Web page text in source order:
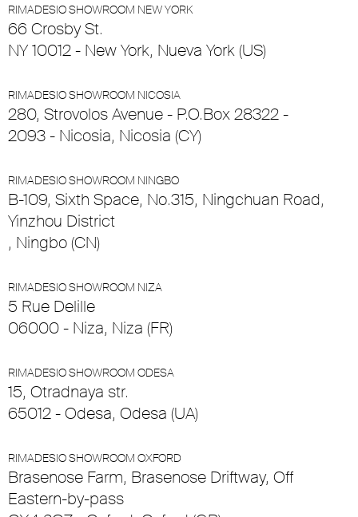
RIMADESIO SHOWROOM NEW YORK
66 Crosby St.
NY 10012 - New York, Nueva York (US)
RIMADESIO SHOWROOM NICOSIA
280, Strovolos Avenue - P.O.Box 28322 -
2093 - Nicosia, Nicosia (CY)
RIMADESIO SHOWROOM NINGBO
B-109, Sixth Space, No.315, Ningchuan Road,
Yinzhou District
, Ningbo (CN)
RIMADESIO SHOWROOM NIZA
5 Rue Delille
06000 - Niza, Niza (FR)
RIMADESIO SHOWROOM ODESA
15, Otradnaya str.
65012 - Odesa, Odesa (UA)
RIMADESIO SHOWROOM OXFORD
Brasenose Farm, Brasenose Driftway, Off
Eastern-by-pass